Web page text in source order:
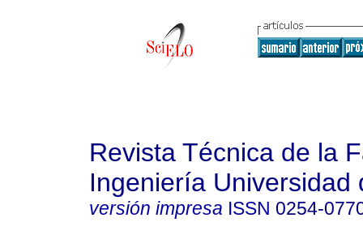
Revista Técnica de la
Ingeniería Universidad
versión impresa ISSN 0254-